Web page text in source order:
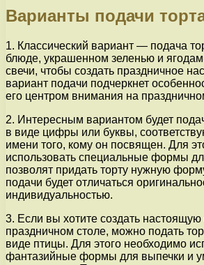
Варианты подачи
1. Классический вариант — подача
блюде, украшенном зеленью и
свечи, чтобы создать праздничное
вариант подачи подчеркнет
его центром внимания на
2. Интересным вариантом будет
в виде цифры или буквы,
имени того, кому он посвящен. Для
использовать специальные формы
позволят придать торту нужную
подачи будет отличаться
индивидуальностью.
3. Если вы хотите создать настоящую
праздничном столе, можно подать
виде птицы. Для этого необходимо
фантазийные формы для выпечки и